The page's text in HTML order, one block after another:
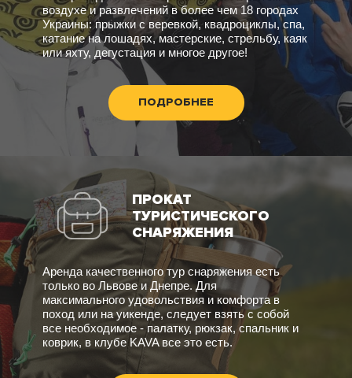
воздухе и развлечений в более чем 18 городах
Украины: прыжки с веревкой, квадроциклы, спа,
катание на лошадях, мастерские, стрельбу, каяк
или яхту, дегустация и многое другое!
ПОДРОБНЕЕ
ПРОКАТ
ТУРИСТИЧЕСКОГО
СНАРЯЖЕНИЯ
Аренда качественного тур снаряжения есть
только во Львове и Днепре. Для
максимального удовольствия и комфорта в
поход или на уикенде, следует взять с собой
все необходимое - палатку, рюкзак, спальник и
коврик, в клубе KAVA все это есть.